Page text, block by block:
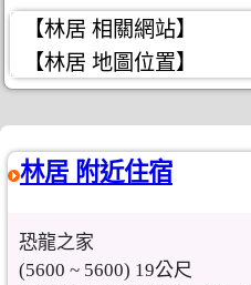
【林居 相關網站】
【林居 地圖位置】
林居 附近住宿
恐龍之家
(5600 ~ 5600) 19公尺